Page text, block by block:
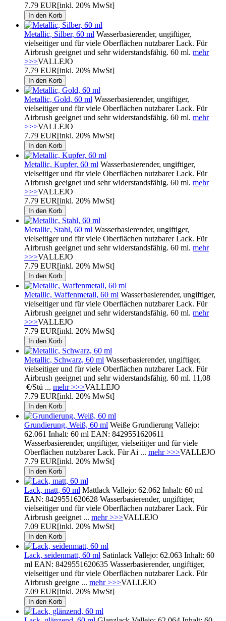
7.79 EUR[inkl. 20% MwSt]
Metallic, Silber, 60 ml Wasserbasierender, ungiftiger,
vielseitiger und für viele Oberflächen nutzbarer Lack. Für
Airbrush geeignet und sehr widerstandsfähig. 60 ml. mehr
>>>VALLEJO
7.79 EUR[inkl. 20% MwSt]
Metallic, Gold, 60 ml Wasserbasierender, ungiftiger,
vielseitiger und für viele Oberflächen nutzbarer Lack. Für
Airbrush geeignet und sehr widerstandsfähig. 60 ml. mehr
>>>VALLEJO
7.79 EUR[inkl. 20% MwSt]
Metallic, Kupfer, 60 ml Wasserbasierender, ungiftiger,
vielseitiger und für viele Oberflächen nutzbarer Lack. Für
Airbrush geeignet und sehr widerstandsfähig. 60 ml. mehr
>>>VALLEJO
7.79 EUR[inkl. 20% MwSt]
Metallic, Stahl, 60 ml Wasserbasierender, ungiftiger,
vielseitiger und für viele Oberflächen nutzbarer Lack. Für
Airbrush geeignet und sehr widerstandsfähig. 60 ml. mehr
>>>VALLEJO
7.79 EUR[inkl. 20% MwSt]
Metallic, Waffenmetall, 60 ml Wasserbasierender, ungiftiger,
vielseitiger und für viele Oberflächen nutzbarer Lack. Für
Airbrush geeignet und sehr widerstandsfähig. 60 ml. mehr
>>>VALLEJO
7.79 EUR[inkl. 20% MwSt]
Metallic, Schwarz, 60 ml Wasserbasierender, ungiftiger,
vielseitiger und für viele Oberflächen nutzbarer Lack. Für
Airbrush geeignet und sehr widerstandsfähig. 60 ml. 11,08
€/Stü ... mehr >>>VALLEJO
7.79 EUR[inkl. 20% MwSt]
Grundierung, Weiß, 60 ml Weiße Grundierung Vallejo:
62.061 Inhalt: 60 ml EAN: 8429551620611
Wasserbasierender, ungiftiger, vielseitiger und für viele
Oberflächen nutzbarer Lack. Für Ai ... mehr >>>VALLEJO
7.79 EUR[inkl. 20% MwSt]
Lack, matt, 60 ml Mattlack Vallejo: 62.062 Inhalt: 60 ml
EAN: 8429551620628 Wasserbasierender, ungiftiger,
vielseitiger und für viele Oberflächen nutzbarer Lack. Für
Airbrush geeignet ... mehr >>>VALLEJO
7.09 EUR[inkl. 20% MwSt]
Lack, seidenmatt, 60 ml Satinlack Vallejo: 62.063 Inhalt: 60
ml EAN: 8429551620635 Wasserbasierender, ungiftiger,
vielseitiger und für viele Oberflächen nutzbarer Lack. Für
Airbrush geeigne ... mehr >>>VALLEJO
7.09 EUR[inkl. 20% MwSt]